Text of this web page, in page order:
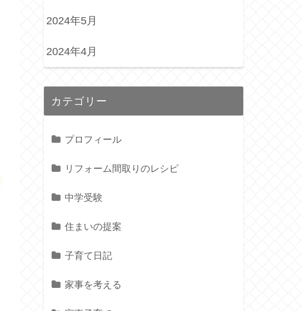
2024年5月
2024年4月
カテゴリー
プロフィール
リフォーム間取りのレシピ
中学受験
住まいの提案
子育て日記
家事を考える